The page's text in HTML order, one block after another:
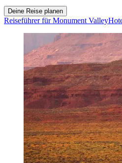
Deine Reise planen
Reiseführer für Monument Valley